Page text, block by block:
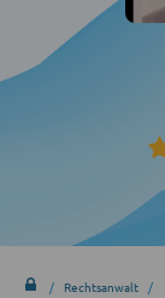
Rechtsanwalt